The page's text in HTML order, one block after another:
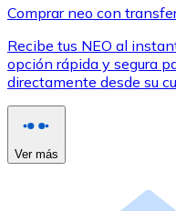
Comprar neo con
Recibe tus NEO al
opción rápida y segura
directamente desde su
Ver más